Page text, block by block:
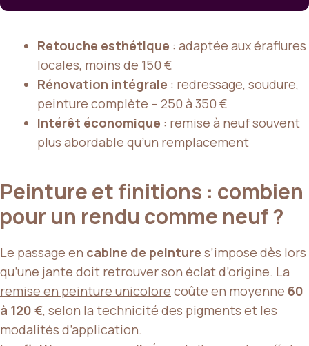
Retouche esthétique : adaptée aux éraflures
locales, moins de 150 €
Rénovation intégrale : redressage, soudure,
peinture complète – 250 à 350 €
Intérêt économique : remise à neuf souvent
plus abordable qu’un remplacement
Peinture et finitions : combien
pour un rendu comme neuf ?
Le passage en cabine de peinture s’impose dès lors
qu’une jante doit retrouver son éclat d’origine. La
remise en peinture unicolore coûte en moyenne 60
à 120 €, selon la technicité des pigments et les
modalités d’application.